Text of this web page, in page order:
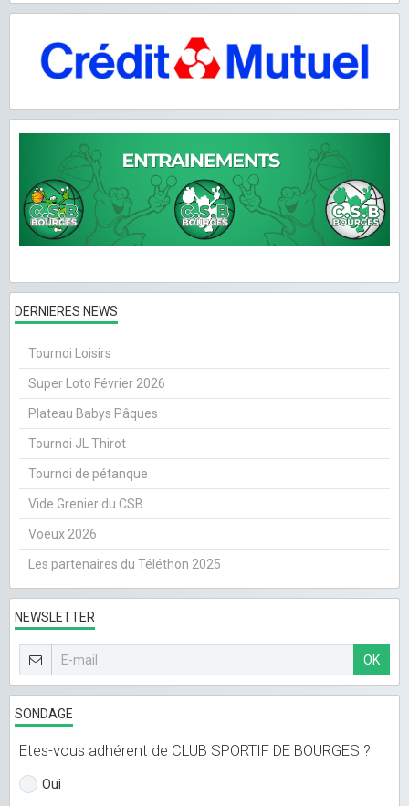
DERNIERES NEWS
Tournoi Loisirs
Super Loto Février 2026
Plateau Babys Pâques
Tournoi JL Thirot
Tournoi de pétanque
Vide Grenier du CSB
Voeux 2026
Les partenaires du Téléthon 2025
NEWSLETTER
OK
SONDAGE
Etes-vous adhérent de CLUB SPORTIF DE BOURGES ?
Oui